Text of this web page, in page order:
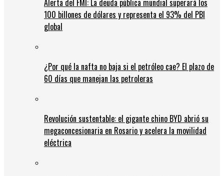
Alerta del FMI: La deuda pública mundial superará los
100 billones de dólares y representa el 93% del PBI
global
¿Por qué la nafta no baja si el petróleo cae? El plazo de
60 días que manejan las petroleras
Revolución sustentable: el gigante chino BYD abrió su
megaconcesionaria en Rosario y acelera la movilidad
eléctrica